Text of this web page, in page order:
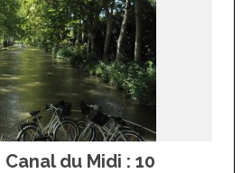
du Midi : 10